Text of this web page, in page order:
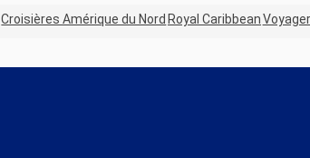
Croisières Amérique du Nord Royal Caribbean